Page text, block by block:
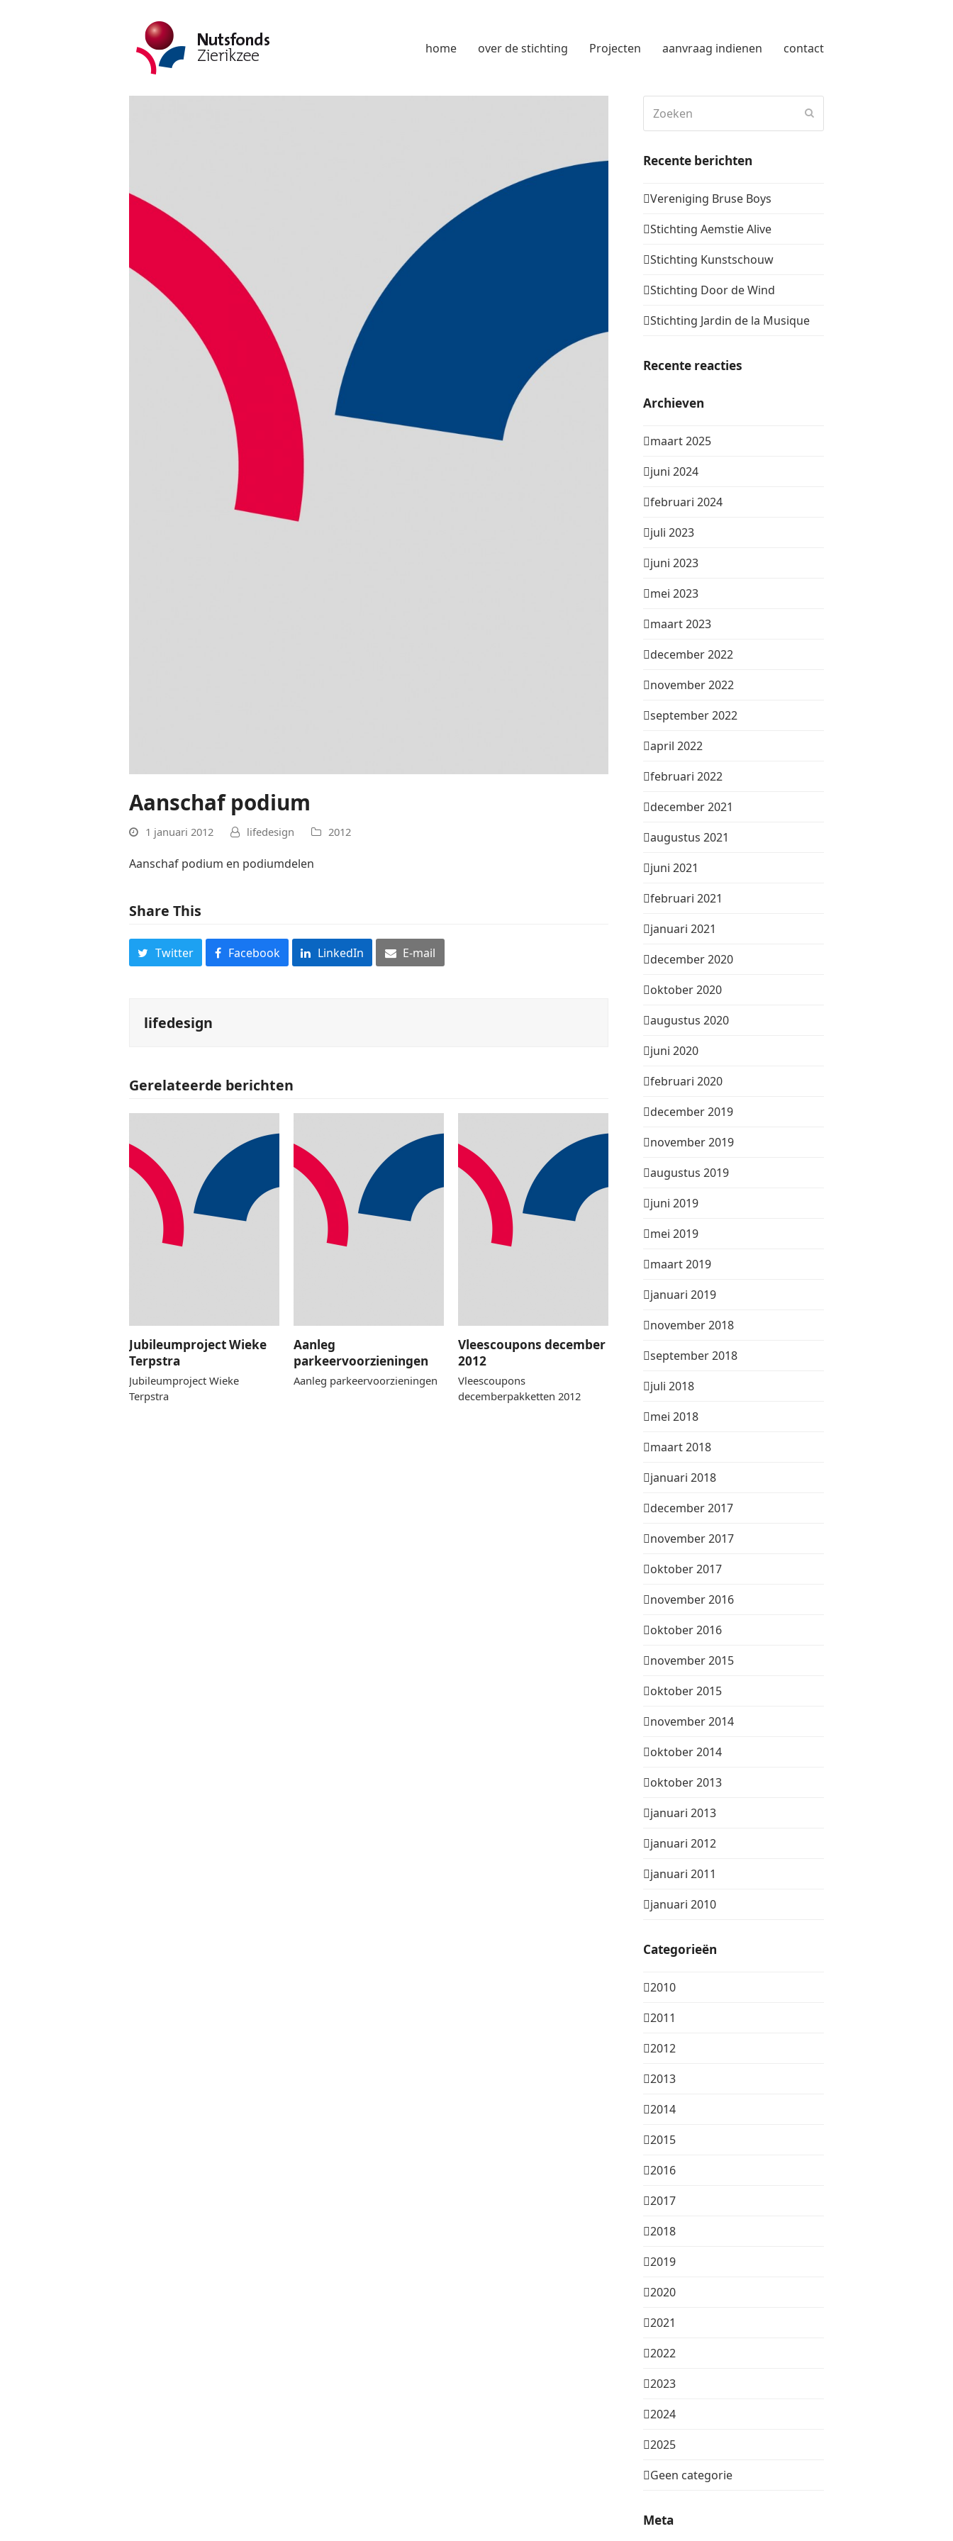
home over de stichting Projecten aanvraag indienen contact
Aanschaf podium
1 januari 2012 lifedesign 2012
Aanschaf podium en podiumdelen
Share This
Twitter Facebook LinkedIn E-mail
lifedesign
Gerelateerde berichten
Jubileumproject Wieke
Terpstra
Jubileumproject Wieke
Terpstra
Aanleg
parkeervoorzieningen
Aanleg parkeervoorzieningen
Vleescoupons december
2012
Vleescoupons
decemberpakketten 2012
Recente berichten
Vereniging Bruse Boys
Stichting Aemstie Alive
Stichting Kunstschouw
Stichting Door de Wind
Stichting Jardin de la Musique
Recente reacties
Archieven
maart 2025
juni 2024
februari 2024
juli 2023
juni 2023
mei 2023
maart 2023
december 2022
november 2022
september 2022
april 2022
februari 2022
december 2021
augustus 2021
juni 2021
februari 2021
januari 2021
december 2020
oktober 2020
augustus 2020
juni 2020
februari 2020
december 2019
november 2019
augustus 2019
juni 2019
mei 2019
maart 2019
januari 2019
november 2018
september 2018
juli 2018
mei 2018
maart 2018
januari 2018
december 2017
november 2017
oktober 2017
november 2016
oktober 2016
november 2015
oktober 2015
november 2014
oktober 2014
oktober 2013
januari 2013
januari 2012
januari 2011
januari 2010
Categorieën
2010
2011
2012
2013
2014
2015
2016
2017
2018
2019
2020
2021
2022
2023
2024
2025
Geen categorie
Meta